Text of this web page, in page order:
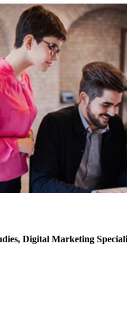
Digital Marketing